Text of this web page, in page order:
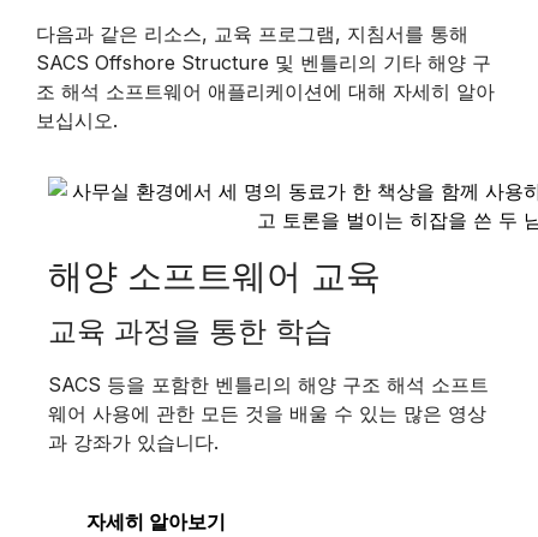
다음과 같은 리소스, 교육 프로그램, 지침서를 통해
SACS Offshore Structure 및 벤틀리의 기타 해양 구
조 해석 소프트웨어 애플리케이션에 대해 자세히 알아
보십시오.
해양 소프트웨어 교육
교육 과정을 통한 학습
SACS 등을 포함한 벤틀리의 해양 구조 해석 소프트
웨어 사용에 관한 모든 것을 배울 수 있는 많은 영상
과 강좌가 있습니다.
자세히 알아보기